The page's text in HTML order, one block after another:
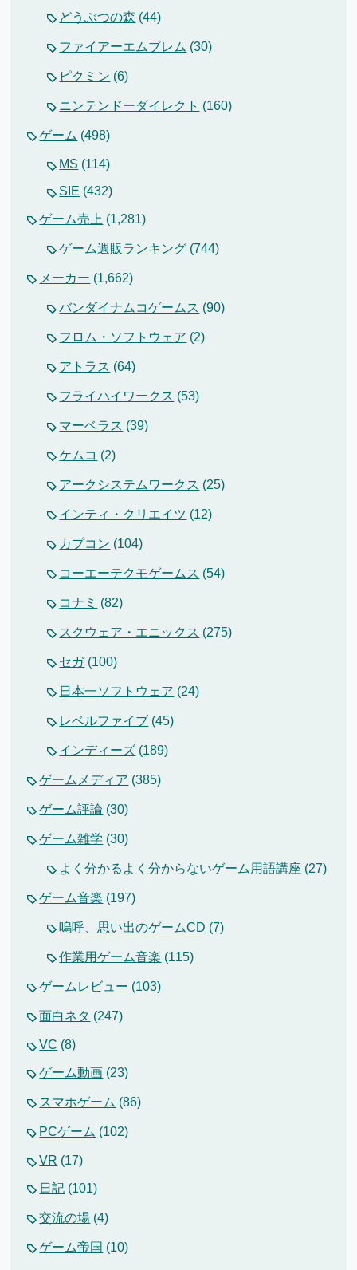
どうぶつの森 (44)
ファイアーエムブレム (30)
ピクミン (6)
ニンテンドーダイレクト (160)
ゲーム (498)
MS (114)
SIE (432)
ゲーム売上 (1,281)
ゲーム週販ランキング (744)
メーカー (1,662)
バンダイナムコゲームス (90)
フロム・ソフトウェア (2)
アトラス (64)
フライハイワークス (53)
マーベラス (39)
ケムコ (2)
アークシステムワークス (25)
インティ・クリエイツ (12)
カプコン (104)
コーエーテクモゲームス (54)
コナミ (82)
スクウェア・エニックス (275)
セガ(100)
日本一ソフトウェア (24)
レベルファイブ (45)
インディーズ (189)
ゲームメディア (385)
ゲーム評論 (30)
ゲーム雑学 (30)
よく分かるよく分からないゲーム用語講座 (27)
ゲーム音楽 (197)
嗚呼、思い出のゲームCD (7)
作業用ゲーム音楽 (115)
ゲームレビュー (103)
面白ネタ (247)
VC (8)
ゲーム動画 (23)
スマホゲーム (86)
PCゲーム (102)
VR (17)
日記 (101)
交流の場 (4)
ゲーム帝国 (10)